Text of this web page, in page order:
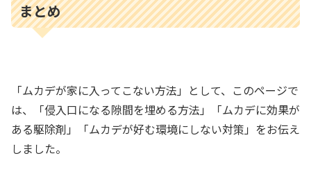
まとめ
「ムカデが家に入ってこない方法」として、このページで
は、「侵入口になる隙間を埋める方法」「ムカデに効果が
ある駆除剤」「ムカデが好む環境にしない対策」をお伝え
しました。